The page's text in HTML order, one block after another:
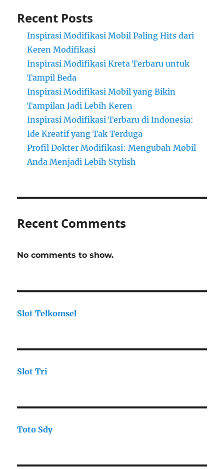
Recent Posts
Inspirasi Modifikasi Mobil Paling Hits dari
Keren Modifikasi
Inspirasi Modifikasi Kreta Terbaru untuk
Tampil Beda
Inspirasi Modifikasi Mobil yang Bikin
Tampilan Jadi Lebih Keren
Inspirasi Modifikasi Terbaru di Indonesia:
Ide Kreatif yang Tak Terduga
Profil Dokter Modifikasi: Mengubah Mobil
Anda Menjadi Lebih Stylish
Recent Comments
No comments to show.
Slot Telkomsel
Slot Tri
Toto Sdy